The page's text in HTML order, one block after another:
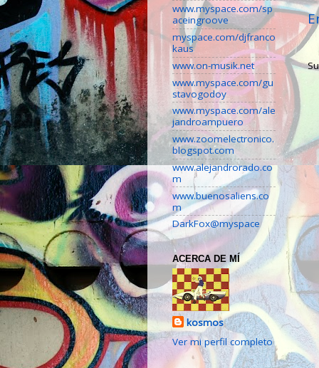
www.myspace.com/sp
aceingroove
myspace.com/djfranco
kaus
www.on-musik.net
www.myspace.com/gu
stavogodoy
www.myspace.com/ale
jandroampuero
www.zoomelectronico.
blogspot.com
www.alejandrorado.co
m
www.buenosaliens.co
m
DarkFox@myspace
ACERCA DE MÍ
kosmos
Ver mi perfil completo